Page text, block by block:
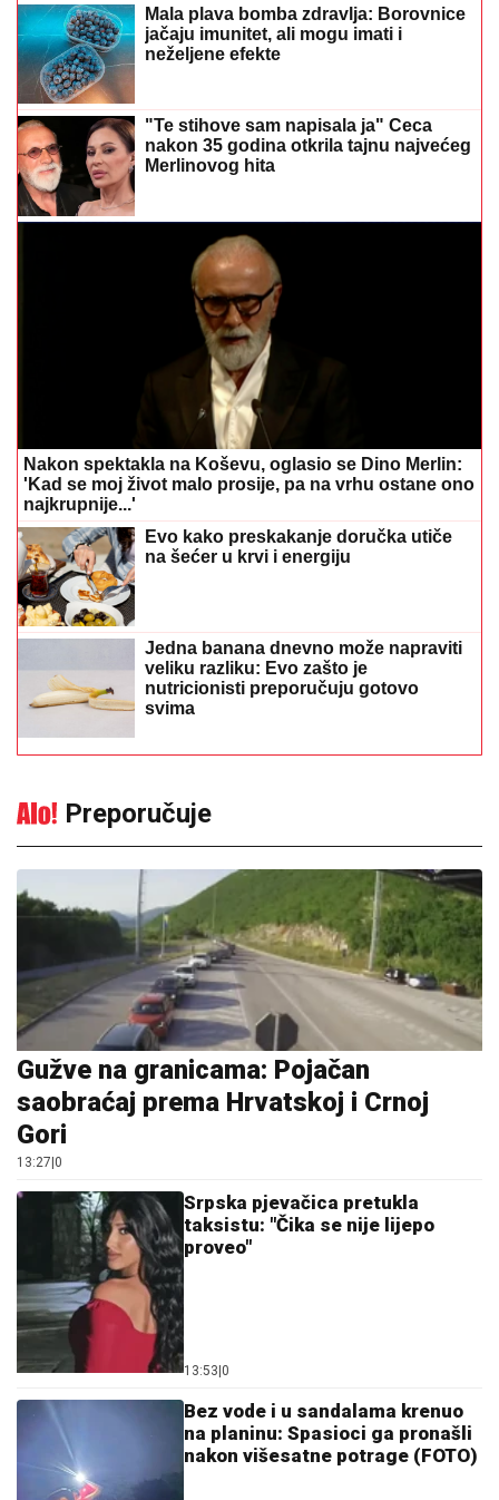
Mala plava bomba zdravlja: Borovnice
jačaju imunitet, ali mogu imati i
neželjene efekte
"Te stihove sam napisala ja" Ceca
nakon 35 godina otkrila tajnu najvećeg
Merlinovog hita
Nakon spektakla na Koševu, oglasio se Dino Merlin:
'Kad se moj život malo prosije, pa na vrhu ostane ono
najkrupnije...'
Evo kako preskakanje doručka utiče
na šećer u krvi i energiju
Jedna banana dnevno može napraviti
veliku razliku: Evo zašto je
nutricionisti preporučuju gotovo
svima
Preporučuje
Gužve na granicama: Pojačan
saobraćaj prema Hrvatskoj i Crnoj
Gori
13:27 0
Srpska pjevačica pretukla
taksistu: "Čika se nije lijepo
proveo"
13:53 0
Bez vode i u sandalama krenuo
na planinu: Spasioci ga pronašli
nakon višesatne potrage (FOTO)